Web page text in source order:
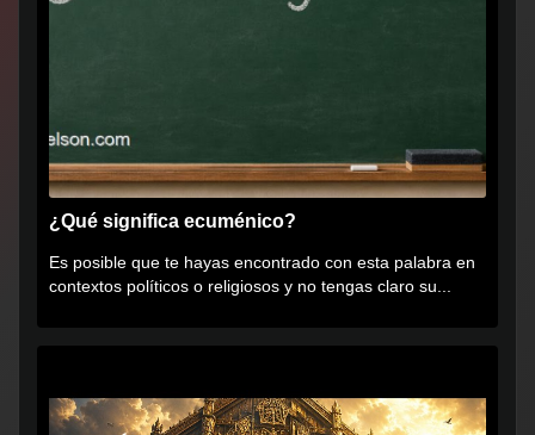
¿Qué significa ecuménico?
Es posible que te hayas encontrado con esta palabra en
contextos políticos o religiosos y no tengas claro su...